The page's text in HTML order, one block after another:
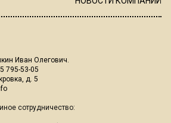
Иван Олегович.
795-53-05
д. 5
сотрудничество: